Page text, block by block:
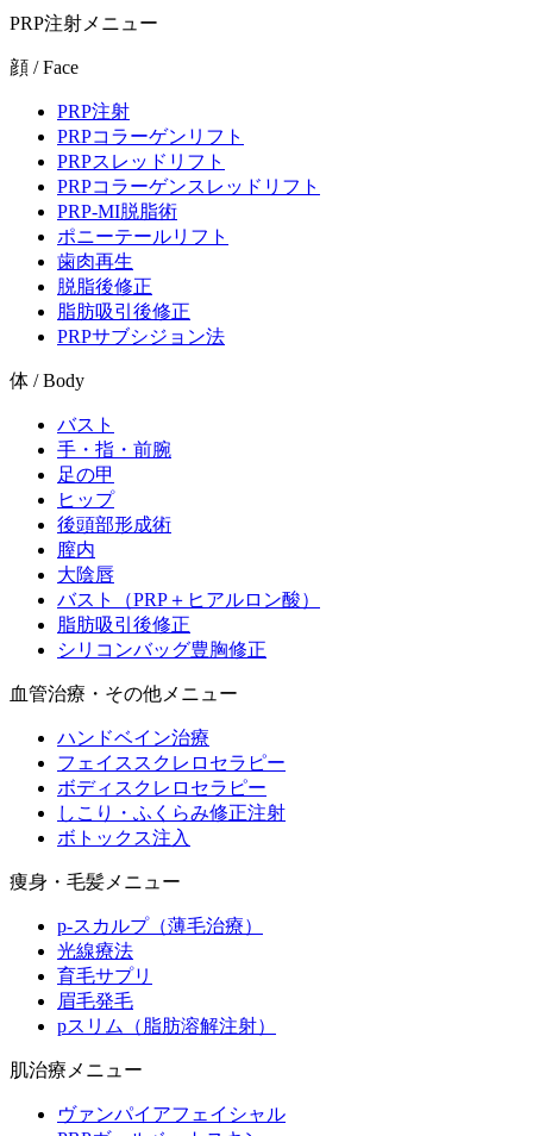
PRP注射メニュー
顔 / Face
PRP注射
PRPコラーゲンリフト
PRPスレッドリフト
PRPコラーゲンスレッドリフト
PRP-MI脱脂術
ポニーテールリフト
歯肉再生
脱脂後修正
脂肪吸引後修正
PRPサブシジョン法
体 / Body
バスト
手・指・前腕
足の甲
ヒップ
後頭部形成術
膣内
大陰唇
バスト（PRP＋ヒアルロン酸）
脂肪吸引後修正
シリコンバッグ豊胸修正
血管治療・その他メニュー
ハンドベイン治療
フェイススクレロセラピー
ボディスクレロセラピー
しこり・ふくらみ修正注射
ボトックス注入
痩身・毛髪メニュー
p-スカルプ（薄毛治療）
光線療法
育毛サプリ
眉毛発毛
pスリム（脂肪溶解注射）
肌治療メニュー
ヴァンパイアフェイシャル